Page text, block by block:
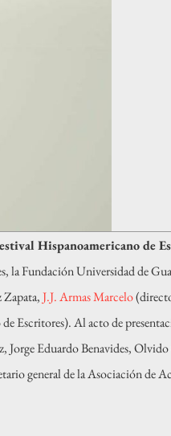
Hispanoamericano de
la Fundación Universidad de
J.J. Armas Marcelo
Escritores). Al acto de
Jorge Eduardo Benavides,
general de la Asociación de